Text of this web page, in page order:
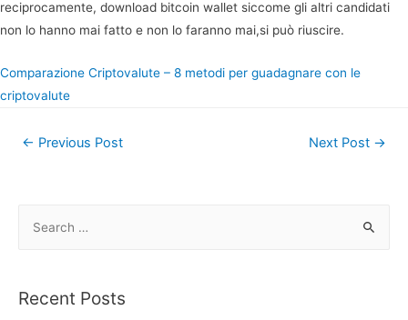
reciprocamente, download bitcoin wallet siccome gli altri candidati
non lo hanno mai fatto e non lo faranno mai,si può riuscire.
Comparazione Criptovalute – 8 metodi per guadagnare con le
criptovalute
Post
← Previous Post Next Post →
rRecent Posts